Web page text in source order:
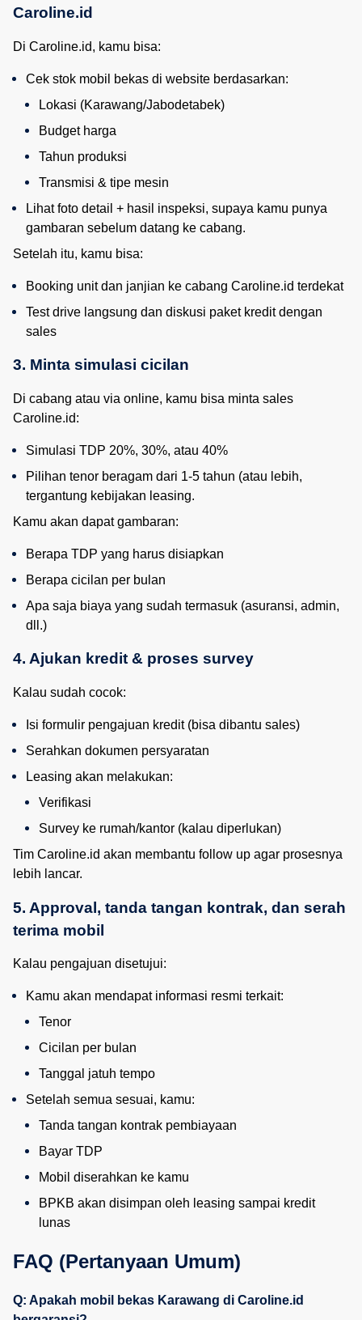
Caroline.id
Di Caroline.id, kamu bisa:
Cek stok mobil bekas di website berdasarkan:
Lokasi (Karawang/Jabodetabek)
Budget harga
Tahun produksi
Transmisi & tipe mesin
Lihat foto detail + hasil inspeksi, supaya kamu punya
gambaran sebelum datang ke cabang.
Setelah itu, kamu bisa:
Booking unit dan janjian ke cabang Caroline.id terdekat
Test drive langsung dan diskusi paket kredit dengan
sales
3. Minta simulasi cicilan
Di cabang atau via online, kamu bisa minta sales
Caroline.id:
Simulasi TDP 20%, 30%, atau 40%
Pilihan tenor beragam dari 1-5 tahun (atau lebih,
tergantung kebijakan leasing.
Kamu akan dapat gambaran:
Berapa TDP yang harus disiapkan
Berapa cicilan per bulan
Apa saja biaya yang sudah termasuk (asuransi, admin,
dll.)
4. Ajukan kredit & proses survey
Kalau sudah cocok:
Isi formulir pengajuan kredit (bisa dibantu sales)
Serahkan dokumen persyaratan
Leasing akan melakukan:
Verifikasi
Survey ke rumah/kantor (kalau diperlukan)
Tim Caroline.id akan membantu follow up agar prosesnya
lebih lancar.
5. Approval, tanda tangan kontrak, dan serah
terima mobil
Kalau pengajuan disetujui:
Kamu akan mendapat informasi resmi terkait:
Tenor
Cicilan per bulan
Tanggal jatuh tempo
Setelah semua sesuai, kamu:
Tanda tangan kontrak pembiayaan
Bayar TDP
Mobil diserahkan ke kamu
BPKB akan disimpan oleh leasing sampai kredit
lunas
FAQ (Pertanyaan Umum)
Q: Apakah mobil bekas Karawang di Caroline.id